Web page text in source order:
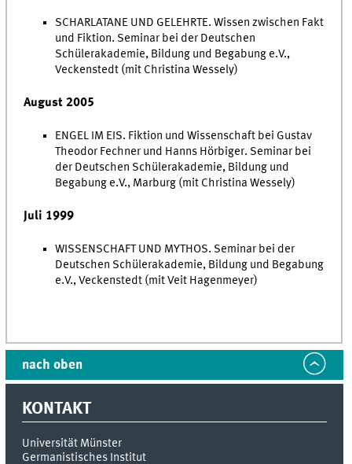
SCHARLATANE UND GELEHRTE. Wissen zwischen Fakt
und Fiktion. Seminar bei der Deutschen
Schülerakademie, Bildung und Begabung e.V.,
Veckenstedt (mit Christina Wessely)
August 2005
ENGEL IM EIS. Fiktion und Wissenschaft bei Gustav
Theodor Fechner und Hanns Hörbiger. Seminar bei
der Deutschen Schülerakademie, Bildung und
Begabung e.V., Marburg (mit Christina Wessely)
Juli 1999
WISSENSCHAFT UND MYTHOS. Seminar bei der
Deutschen Schülerakademie, Bildung und Begabung
e.V., Veckenstedt (mit Veit Hagenmeyer)
nach oben
KONTAKT
Universität Münster
Germanistisches Institut